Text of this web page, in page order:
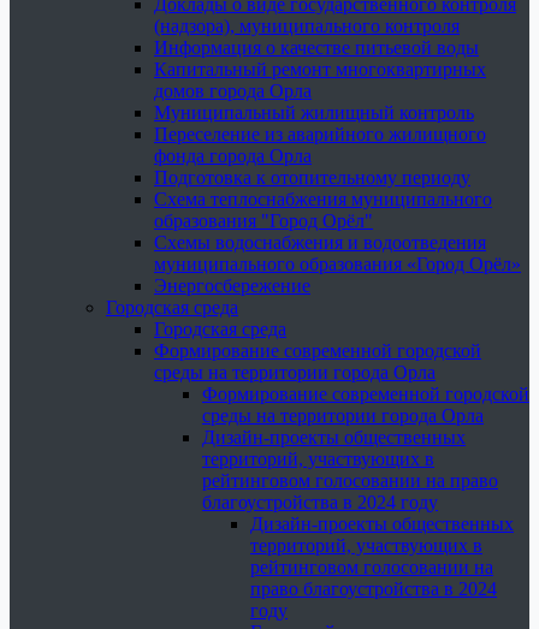
Доклады о виде государственного контроля
(надзора), муниципального контроля
Информация о качестве питьевой воды
Капитальный ремонт многоквартирных
домов города Орла
Муниципальный жилищный контроль
Переселение из аварийного жилищного
фонда города Орла
Подготовка к отопительному периоду
Схема теплоснабжения муниципального
образования "Город Орёл"
Схемы водоснабжения и водоотведения
муниципального образования «Город Орёл»
Энергосбережение
Городская среда
Городская среда
Формирование современной городской
среды на территории города Орла
Формирование современной городской
среды на территории города Орла
Дизайн-проекты общественных
территорий, участвующих в
рейтинговом голосовании на право
благоустройства в 2024 году
Дизайн-проекты общественных
территорий, участвующих в
рейтинговом голосовании на
право благоустройства в 2024
году